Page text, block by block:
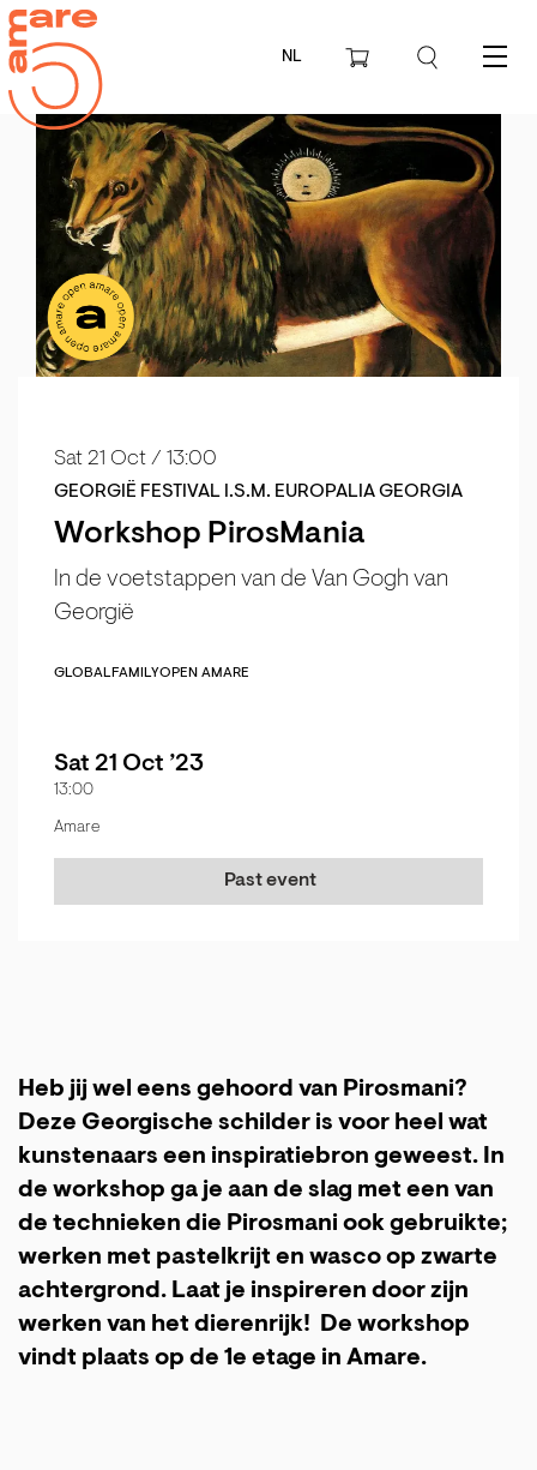
NL Menu
Workshop PirosMania
In de voetstappen van de Van Gogh van
Georgië
GEORGIË FESTIVAL I.S.M. EUROPALIA GEORGIA
Sat 21 Oct / 13:00
GLOBALFAMILYOPEN AMARE
Sat 21 Oct ’23
13:00
Amare
Past event
Heb jij wel eens gehoord van Pirosmani?
Deze Georgische schilder is voor heel wat
kunstenaars een inspiratiebron geweest. In
de workshop ga je aan de slag met een van
de technieken die Pirosmani ook gebruikte;
werken met pastelkrijt en wasco op zwarte
achtergrond. Laat je inspireren door zijn
werken van het dierenrijk! De workshop
vindt plaats op de 1e etage in Amare.